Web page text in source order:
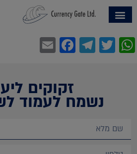
WhatsApp
Twitter
Telegram
זקוקים
נשמח לעמוד